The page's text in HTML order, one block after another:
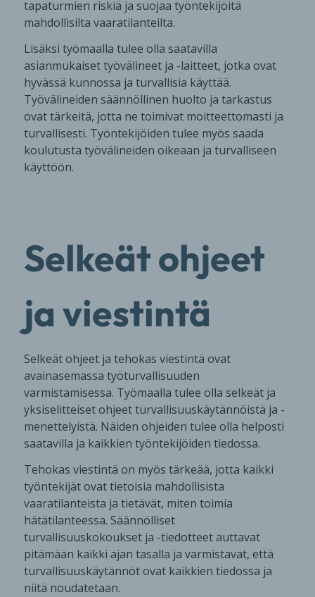
tapaturmien riskiä ja suojaa työntekijöitä
mahdollisilta vaaratilanteilta.
Lisäksi työmaalla tulee olla saatavilla
asianmukaiset työvälineet ja -laitteet, jotka ovat
hyvässä kunnossa ja turvallisia käyttää.
Työvälineiden säännöllinen huolto ja tarkastus
ovat tärkeitä, jotta ne toimivat moitteettomasti ja
turvallisesti. Työntekijöiden tulee myös saada
koulutusta työvälineiden oikeaan ja turvalliseen
käyttöön.
Selkeät ohjeet
ja viestintä
Selkeät ohjeet ja tehokas viestintä ovat
avainasemassa työturvallisuuden
varmistamisessa. Työmaalla tulee olla selkeät ja
yksiselitteiset ohjeet turvallisuuskäytännöistä ja -
menettelyistä. Näiden ohjeiden tulee olla helposti
saatavilla ja kaikkien työntekijöiden tiedossa.
Tehokas viestintä on myös tärkeää, jotta kaikki
työntekijät ovat tietoisia mahdollisista
vaaratilanteista ja tietävät, miten toimia
hätätilanteessa. Säännölliset
turvallisuuskokoukset ja -tiedotteet auttavat
pitämään kaikki ajan tasalla ja varmistavat, että
turvallisuuskäytännöt ovat kaikkien tiedossa ja
niitä noudatetaan.